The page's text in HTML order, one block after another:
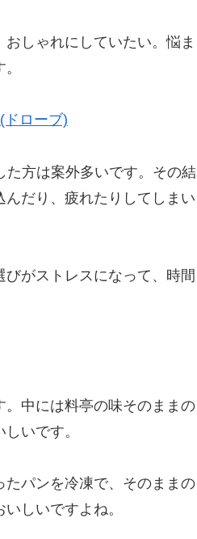
しゃれにしていたい。悩ま
ドローブ)
た方は案外多いです。その結
だり、疲れたりしてしまい
がストレスになって、時間
中には料亭の味そのままの
いです。
パンを冷凍で、そのままの
しいですよね。